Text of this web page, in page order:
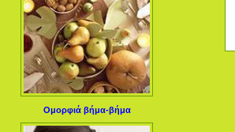
Ομορφιά βήμα-βήμα